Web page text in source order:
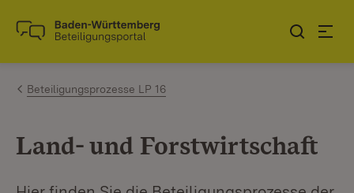
Zum Inhalt springen
Link zur Startseite
Beteiligungsprozesse LP 16
Land- und Forstwirtschaft